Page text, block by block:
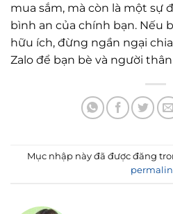
mua sắm, mà còn là một sự
bình an của chính bạn. Nếu
hữu ích, đừng ngần ngại
Zalo để bạn bè và người
Mục nhập này đã được đăng